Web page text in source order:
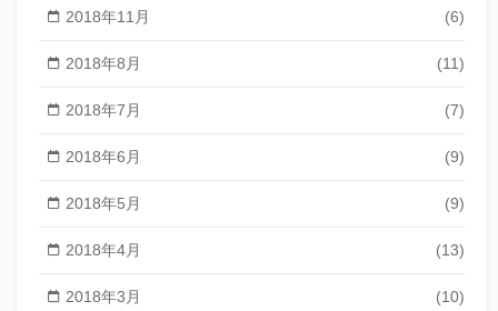
2018年11月 (6)
2018年8月 (11)
2018年7月 (7)
2018年6月 (9)
2018年5月 (9)
2018年4月 (13)
2018年3月 (10)